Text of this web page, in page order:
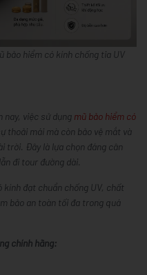
bảo hiểm có kính chống tia UV
nay, việc sử dụng mũ bảo hiểm có
thoải mái mà còn bảo vệ mắt và
trời. Đây là lựa chọn đáng cân
đi tour đường dài.
kính đạt chuẩn chống UV, chất
bảo an toàn tối đa trong quá
chính hãng: